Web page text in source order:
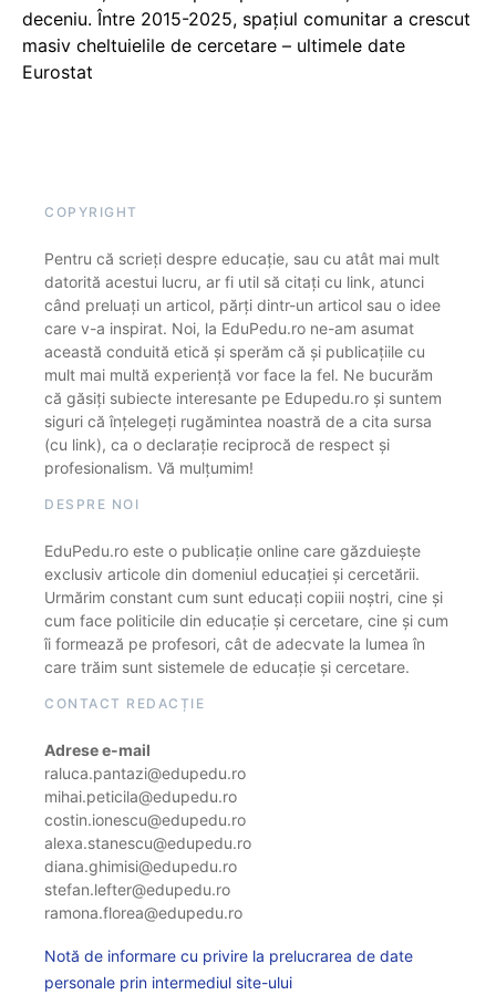
deceniu. Între 2015-2025, spațiul comunitar a crescut
masiv cheltuielile de cercetare – ultimele date
Eurostat
COPYRIGHT
Pentru că scrieți despre educație, sau cu atât mai mult
datorită acestui lucru, ar fi util să citați cu link, atunci
când preluați un articol, părți dintr-un articol sau o idee
care v-a inspirat. Noi, la EduPedu.ro ne-am asumat
această conduită etică și sperăm că și publicațiile cu
mult mai multă experiență vor face la fel. Ne bucurăm
că găsiți subiecte interesante pe Edupedu.ro și suntem
siguri că înțelegeți rugămintea noastră de a cita sursa
(cu link), ca o declarație reciprocă de respect și
profesionalism. Vă mulțumim!
DESPRE NOI
EduPedu.ro este o publicație online care găzduiește
exclusiv articole din domeniul educației și cercetării.
Urmărim constant cum sunt educați copiii noștri, cine și
cum face politicile din educație și cercetare, cine și cum
îi formează pe profesori, cât de adecvate la lumea în
care trăim sunt sistemele de educație și cercetare.
CONTACT REDACȚIE
Adrese e-mail
raluca.pantazi@edupedu.ro
mihai.peticila@edupedu.ro
costin.ionescu@edupedu.ro
alexa.stanescu@edupedu.ro
diana.ghimisi@edupedu.ro
stefan.lefter@edupedu.ro
ramona.florea@edupedu.ro
Notă de informare cu privire la prelucrarea de date
personale prin intermediul site-ului